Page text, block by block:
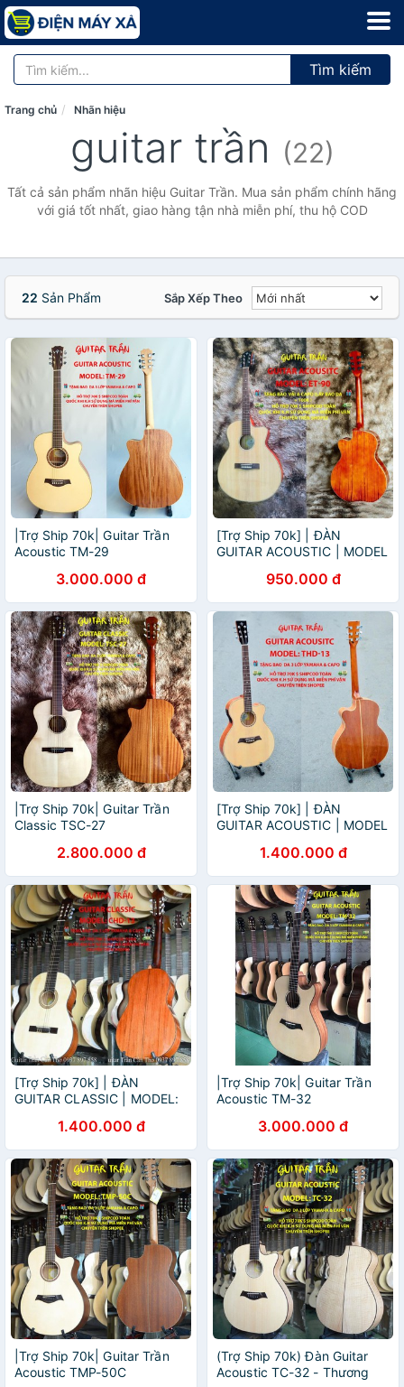
Tìm kiếm
Trang chủ Nhãn hiệu
guitar trần (22)
Tất cả sản phẩm nhãn hiệu Guitar Trần. Mua sản phẩm chính hãng
với giá tốt nhất, giao hàng tận nhà miễn phí, thu hộ COD
22 Sản Phẩm Sắp Xếp Theo
|Trợ Ship 70k| Guitar Trần
Acoustic TM-29
3.000.000 đ
[Trợ Ship 70k] | ĐÀN
GUITAR ACOUSTIC | MODEL
NỔI TIẾNG950.000 đ
|Trợ Ship 70k| Guitar Trần
Classic TSC-27
2.800.000 đ
[Trợ Ship 70k] | ĐÀN
GUITAR ACOUSTIC | MODEL
TRẦN NỔI TIẾNG
1.400.000 đ
[Trợ Ship 70k] | ĐÀN
GUITAR CLASSIC | MODEL:
TRẦN NỔI TIẾNG
1.400.000 đ
|Trợ Ship 70k| Guitar Trần
Acoustic TM-32
3.000.000 đ
|Trợ Ship 70k| Guitar Trần
Acoustic TMP-50C
(Trợ Ship 70k) Đàn Guitar
Acoustic TC-32 - Thương